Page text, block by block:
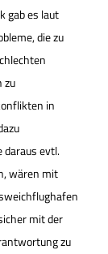
gab es laut
die zu
zu
in
daraus evtl.
wären mit
mit der
zu